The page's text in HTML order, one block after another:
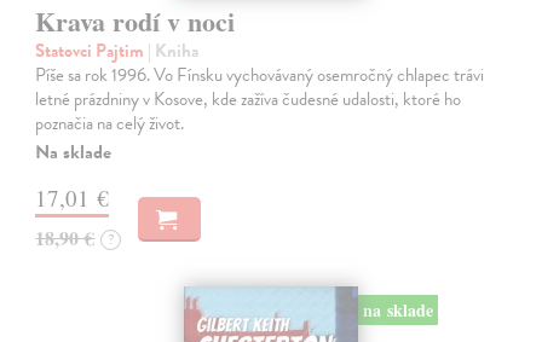
Krava rodí v noci
Statovci Pajtim | Kniha
Píše sa rok 1996. Vo Fínsku vychovávaný osemročný chlapec trávi
letné prázdniny v Kosove, kde zažíva čudesné udalosti, ktoré ho
poznačia na celý život.
Na sklade
17,01 €
18,90 € ?
na sklade